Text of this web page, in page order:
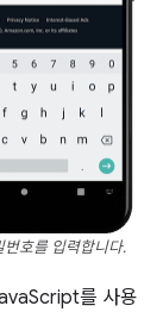
호를 입력합니다.
를 사용